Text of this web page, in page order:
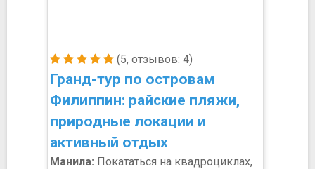
(5, отзывов: 4)
Гранд-тур по островам
Филиппин: райские пляжи,
природные локации и
активный отдых
Манила: Покататься на квадроциклах,